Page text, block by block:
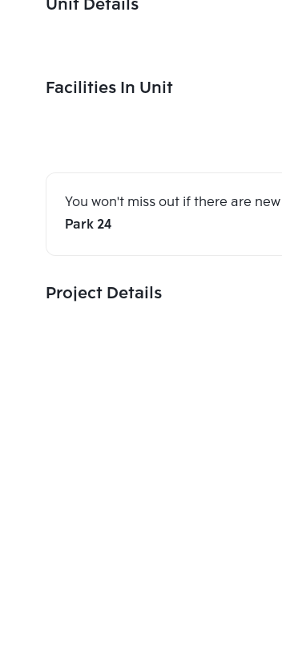
Facilities In Unit
You won't miss out if there are
Park 24
Project Details